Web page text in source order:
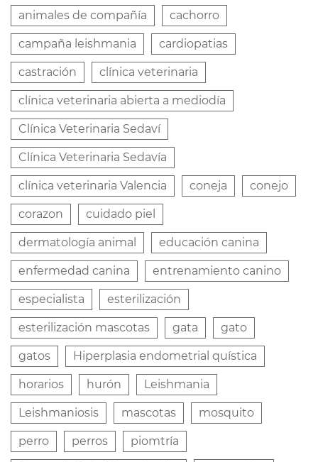
animales de compañía cachorro
campaña leishmania cardiopatias
castración clínica veterinaria
clínica veterinaria abierta a mediodía
Clínica Veterinaria Sedaví
Clínica Veterinaria Sedavía
clínica veterinaria Valencia coneja conejo
corazon cuidado piel
dermatología animal educación canina
enfermedad canina entrenamiento canino
especialista esterilización
esterilización mascotas gata gato
gatos Hiperplasia endometrial quística
horarios hurón Leishmania
Leishmaniosis mascotas mosquito
perro perros piomtría